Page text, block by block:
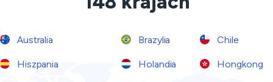
Australia Brazylia Chile
Hiszpania Holandia Hongkong